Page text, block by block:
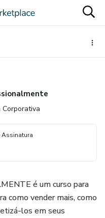
Assinatura
é um curso para
como vender mais, como
los em seus